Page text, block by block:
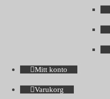
Mitt konto
Varukorg